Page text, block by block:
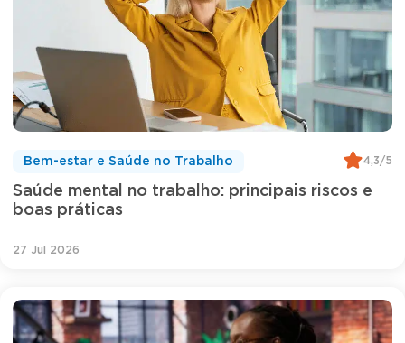
Saúde mental no trabalho: principais riscos e
boas práticas
Bem-estar e Saúde no Trabalho 4,3/5
27 Jul 2026